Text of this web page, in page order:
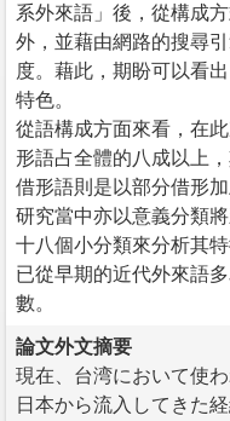
系外來語」後，從構成
外，並藉由網路的搜尋
度。藉此，期盼可以看
特色。
從語構成方面來看，在
形語占全體的八成以上
借形語則是以部分借形
研究當中亦以意義分類
十八個小分類來分析其
已從早期的近代外來語
數。
論文外文摘要
現在、台湾において使
日本から流入してきた